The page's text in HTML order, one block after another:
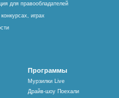
для правообладателей
играх
Программы
Мурзилки Live
Драйв-шоу Поехали